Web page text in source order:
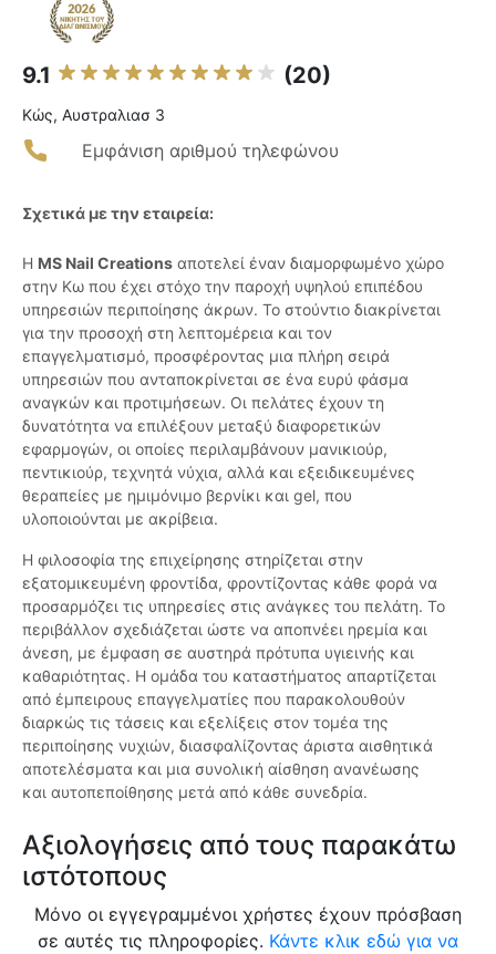
9.1 (20)
Κώς, Aυστραλιασ 3
Εμφάνιση αριθμού τηλεφώνου
Σχετικά με την εταιρεία:
Η MS Nail Creations αποτελεί έναν διαμορφωμένο χώρο
στην Κω που έχει στόχο την παροχή υψηλού επιπέδου
υπηρεσιών περιποίησης άκρων. Το στούντιο διακρίνεται
για την προσοχή στη λεπτομέρεια και τον
επαγγελματισμό, προσφέροντας μια πλήρη σειρά
υπηρεσιών που ανταποκρίνεται σε ένα ευρύ φάσμα
αναγκών και προτιμήσεων. Οι πελάτες έχουν τη
δυνατότητα να επιλέξουν μεταξύ διαφορετικών
εφαρμογών, οι οποίες περιλαμβάνουν μανικιούρ,
πεντικιούρ, τεχνητά νύχια, αλλά και εξειδικευμένες
θεραπείες με ημιμόνιμο βερνίκι και gel, που
υλοποιούνται με ακρίβεια.
Η φιλοσοφία της επιχείρησης στηρίζεται στην
εξατομικευμένη φροντίδα, φροντίζοντας κάθε φορά να
προσαρμόζει τις υπηρεσίες στις ανάγκες του πελάτη. Το
περιβάλλον σχεδιάζεται ώστε να αποπνέει ηρεμία και
άνεση, με έμφαση σε αυστηρά πρότυπα υγιεινής και
καθαριότητας. Η ομάδα του καταστήματος απαρτίζεται
από έμπειρους επαγγελματίες που παρακολουθούν
διαρκώς τις τάσεις και εξελίξεις στον τομέα της
περιποίησης νυχιών, διασφαλίζοντας άριστα αισθητικά
αποτελέσματα και μια συνολική αίσθηση ανανέωσης
και αυτοπεποίθησης μετά από κάθε συνεδρία.
Αξιολογήσεις από τους παρακάτω
ιστότοπους
Μόνο οι εγγεγραμμένοι χρήστες έχουν πρόσβαση
σε αυτές τις πληροφορίες. Κάντε κλικ εδώ για να